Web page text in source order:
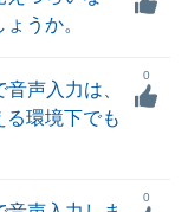
うか。
声入力は、
環境下でも
0
0